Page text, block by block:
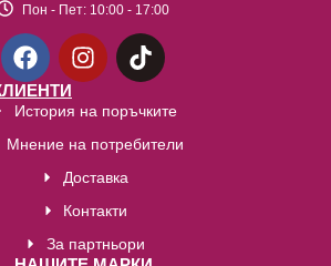
Пон - Пет: 10:00 - 17:00
История на поръчките
Мнение на потребители
Доставка
Контакти
За партньори